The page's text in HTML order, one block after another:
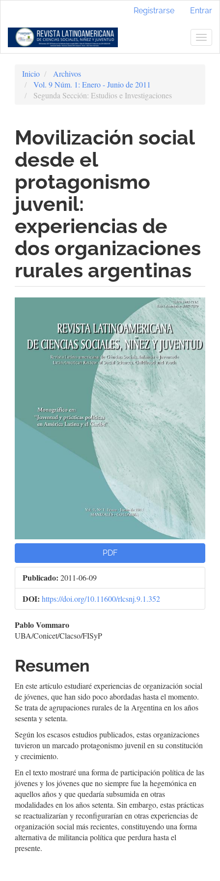
Contenido
principal
Barra
Registrarse Entrar
Inicio
Archivos
Vol. 9 Núm. 1: Enero - Junio de 2011
Segunda Sección: Estudios e Investigaciones
Movilización social
desde el
protagonismo
juvenil:
experiencias de
dos organizaciones
rurales argentinas
lateral
del
artículo
PDF
Publicado: 2011-06-09
DOI: https://doi.org/10.11600/rlcsnj.9.1.352
Contenido
del
artículo
Pablo Vommaro
UBA/Conicet/Clacso/FISyP
Resumen
En este artículo estudiaré experiencias de organización social
de jóvenes, que han sido poco abordadas hasta el momento.
Se trata de agrupaciones rurales de la Argentina en los años
sesenta y setenta.
Según los escasos estudios publicados, estas organizaciones
tuvieron un marcado protagonismo juvenil en su constitución
y crecimiento.
En el texto mostraré una forma de participación política de las
jóvenes y los jóvenes que no siempre fue la hegemónica en
aquellos años y que quedaría subsumida en otras
modalidades en los años setenta. Sin embargo, estas prácticas
se reactualizarían y reconfigurarían en otras experiencias de
organización social más recientes, constituyendo una forma
alternativa de militancia política que perdura hasta el
presente.